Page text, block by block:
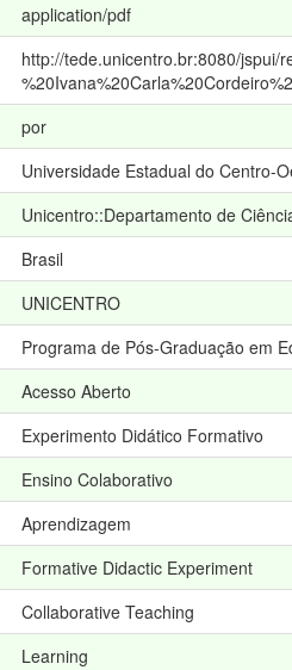
application/pdf
http://tede.unicentro.br:8080/jspui/
por
Universidade Estadual do Centro-
Unicentro::Departamento de
Brasil
UNICENTRO
Programa de Pós-Graduação em
Acesso Aberto
Experimento Didático Formativo
Ensino Colaborativo
Aprendizagem
Formative Didactic Experiment
Collaborative Teaching
Learning